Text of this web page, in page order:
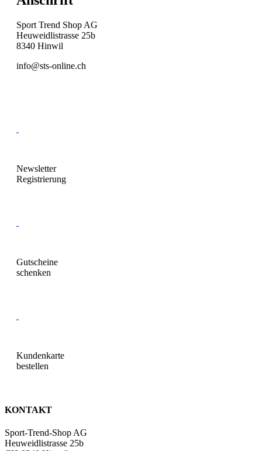
Sport Trend Shop AG
Heuweidlistrasse 25b
8340 Hinwil
info@sts-online.ch
News­letter
Re­gi­strie­rung
Gut­scheine
schen­ken
Kun­den­kar­te
be­stel­len
KONTAKT
Sport-Trend-Shop AG
Heuweidlistrasse 25b